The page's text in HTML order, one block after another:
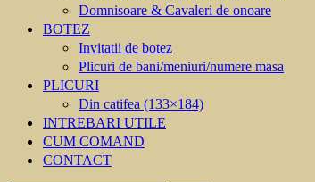
Domnisoare & Cavaleri de onoare
BOTEZ
Invitatii de botez
Plicuri de bani/meniuri/numere masa
PLICURI
Din catifea (133×184)
INTREBARI UTILE
CUM COMAND
CONTACT